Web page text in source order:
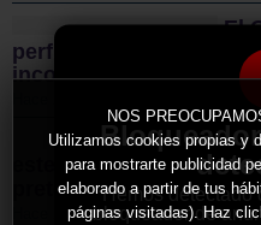
Hemos detectado
bloqueador de
NOS
Utilizamos cookies propias y
para mostrarte publicidad
elaborado a partir de tus
páginas visitadas). Haz
El
perfilando sus plantillas
incorporaciones para la
El
este miércoles su
pretemporada y sigue
Hace 2 días